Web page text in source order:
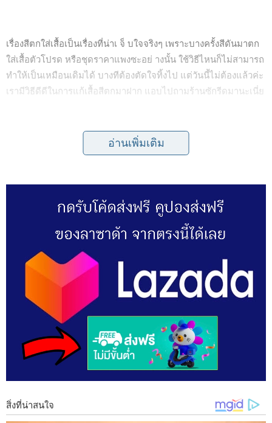
เรื่องสีตกใส่เสื้อเป็นเรื่องที่น่าเ จ็ บใจจริงๆ เพราะบางครั้งสีดันมาตก
ใส่เสื้อตัวโปรด หรือชุดราคาแพงซะอย่ างนั้น ใช้วิธีไหนก็ไม่สามารถ
ทำให้เป็นเหมือนเดิมได้ บางทีต้องตัดใจทิ้งไป แต่วันนี้ไม่ต้องแล้วค่ะ
เรามีวิธีดีดีในการแก้เสื้อสีตกมาฝาก แอบไปถามร้านซักรีดมานะเนี่ย
วิธีที่ 1 นำน้ำใส่ในหม้อที่พอดีกับเสื้อ เพื่อให้เสื้อจมลงในน้ำให้มิด เอา
ไปต้มน้ำให้เดือด จากนั้นเติมน้ำส้มสายชูลงไป เพียงพอดีไม่ควรเติม
อ่านเพิ่มเติม